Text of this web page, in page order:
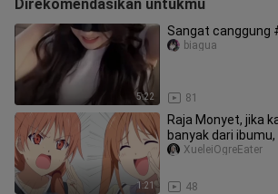
Direkomendasikan untukmu
5:22
Sangat canggung
81
biagua
1:21
Raja Monyet, jika
banyak dari
merosot begitu
48
XueleiOgreEater